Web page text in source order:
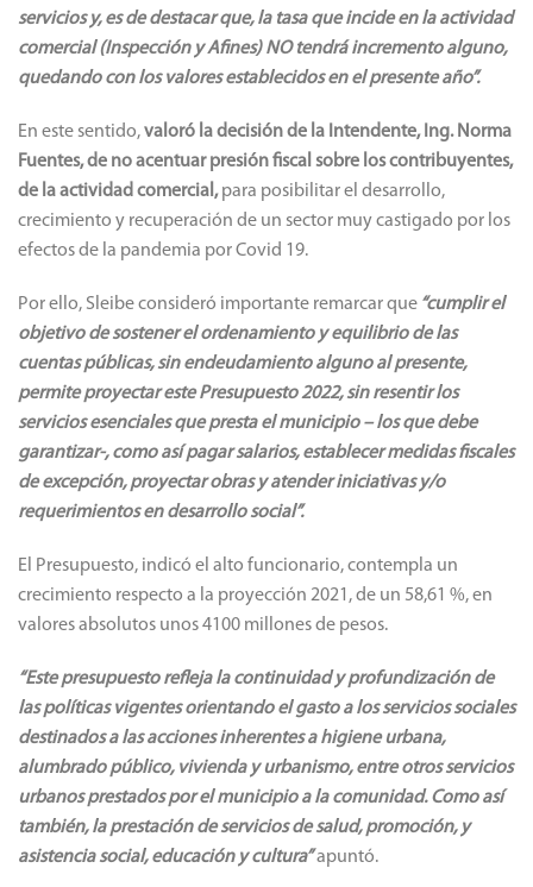
servicios y, es de destacar que, la tasa que incide en la actividad
comercial (Inspección y Afines) NO tendrá incremento alguno,
quedando con los valores establecidos en el presente año”.
En este sentido,valoró la decisión de la Intendente, Ing. Norma
Fuentes, de no acentuar presión fiscal sobre los contribuyentes,
de la actividad comercial,para posibilitar el desarrollo,
crecimiento y recuperación de un sector muy castigado por los
efectos de la pandemia por Covid 19.
Por ello, Sleibe consideró importante remarcar que “cumplir el
objetivo de sostener el ordenamiento y equilibrio de las
cuentas públicas, sin endeudamiento alguno al presente,
permite proyectar este Presupuesto 2022, sin resentir los
servicios esenciales que presta el municipio – los que debe
garantizar-, como así pagar salarios, establecer medidas fiscales
de excepción, proyectar obras y atender iniciativas y/o
requerimientos en desarrollo social”.
El Presupuesto, indicó el alto funcionario, contempla un
crecimiento respecto a la proyección 2021, de un 58,61 %, en
valores absolutos unos 4100 millones de pesos.
“Este presupuesto refleja la continuidad y profundización de
las políticas vigentes orientando el gasto a los servicios sociales
destinados a las acciones inherentes a higiene urbana,
alumbrado público, vivienda y urbanismo, entre otros servicios
urbanos prestados por el municipio a la comunidad. Como así
también, la prestación de servicios de salud, promoción, y
asistencia social, educación y cultura”apuntó.